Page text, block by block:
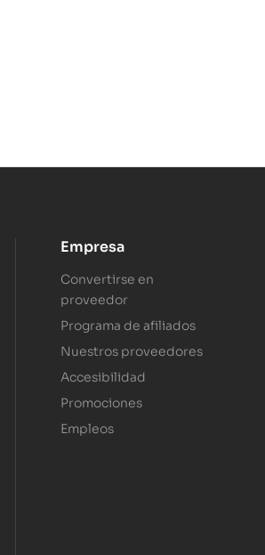
Empresa
Convertirse en
proveedor
Programa de afiliados
Nuestros proveedores
Accesibilidad
Promociones
Empleos